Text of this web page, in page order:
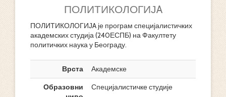
ПОЛИТИКОЛОГИЈA
ПОЛИТИКОЛОГИЈA је програм специјалистичких
академских студија (240ЕСПБ) на Факултету
политичких наука у Београду.
Врста
Академске
Образовни
Специјалистичке студије